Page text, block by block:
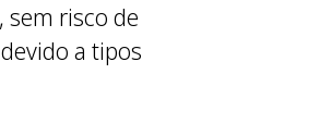
sem risco de
a tipos